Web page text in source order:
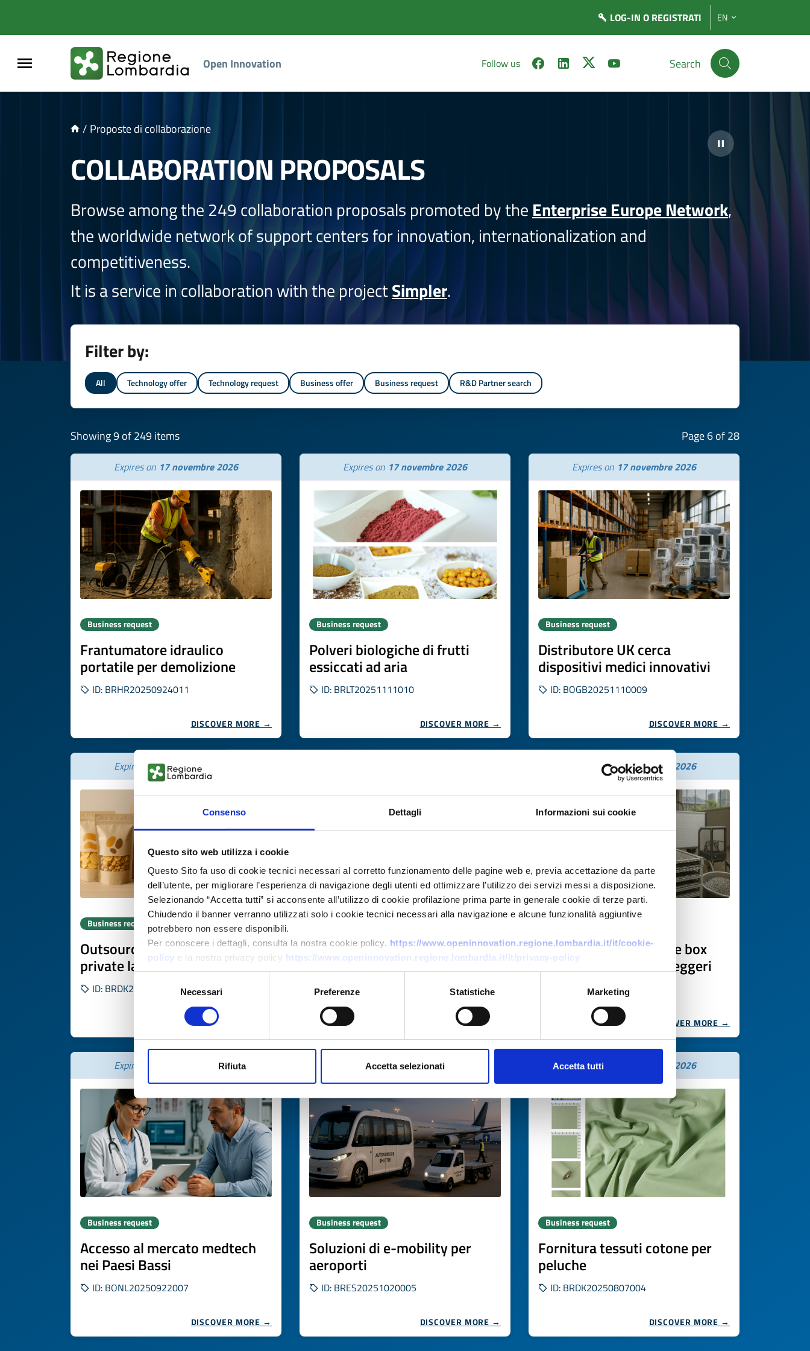
Consenso Dettagli Informazioni sui cookie
Questo sito web utilizza i cookie
Questo Sito fa uso di cookie tecnici necessari al corretto funzionamento delle pagine web e, previa accettazione da parte
dell’utente, per migliorare l’esperienza di navigazione degli utenti ed ottimizzare l’utilizzo dei servizi messi a disposizione.
Selezionando “Accetta tutti” si acconsente all’utilizzo di cookie profilazione prima parte in generale cookie di terze parti.
Chiudendo il banner verranno utilizzati solo i cookie tecnici necessari alla navigazione e alcune funzionalità aggiuntive
potrebbero non essere disponibili.
Per conoscere i dettagli, consulta la nostra cookie policy. https://www.openinnovation.regione.lombardia.it/it/cookie-
policy e la nostra privacy policy https://www.openinnovation.regione.lombardia.it/it/privacy-policy
Necessari Preferenze Statistiche Marketing
Rifiuta Accetta selezionati Accetta tutti
LOG-IN O REGISTRATI EN
Open Innovation Follow us Search
/ Proposte di collaborazione
COLLABORATION PROPOSALS
Browse among the 249 collaboration proposals promoted by the Enterprise Europe Network,
the worldwide network of support centers for innovation, internationalization and
competitiveness.
It is a service in collaboration with the projectSimpler.
Filter by:
All Technology offer Technology request Business offer Business request R&D Partner search
Showing 9 of 249 items Page 6 of 28
Expires on 17 novembre 2026
Business request
Frantumatore idraulico
portatile per demolizione
ID: BRHR20250924011
DISCOVER MORE →
Expires on 17 novembre 2026
Business request
Polveri biologiche di frutti
essiccati ad aria
ID: BRLT20251111010
DISCOVER MORE →
Expires on 17 novembre 2026
Business request
Distributore UK cerca
dispositivi medici innovativi
ID: BOGB20251110009
DISCOVER MORE →
Expires on13 novembre 2026
Business request
Outsourcing alimentare per
private label
ID: BRDK20251015002
DISCOVER MORE →
Produzione accessori uomo in
lana
ID: BRNL20250714008
DISCOVER MORE →
Expires on13 novembre 2026
Partner per produzione box
per rimorchi logistici leggeri
ID: BRDE20250808016
DISCOVER MORE →
Expires on 13 novembre 2026
Business request
Accesso al mercato medtech
nei Paesi Bassi
ID: BONL20250922007
DISCOVER MORE →
Expires on10 novembre 2026
Business request
Soluzioni di e-mobility per
aeroporti
ID: BRES20251020005
DISCOVER MORE →
Expires on 10 novembre 2026
Business request
Fornitura tessuti cotone per
peluche
ID: BRDK20250807004
DISCOVER MORE →